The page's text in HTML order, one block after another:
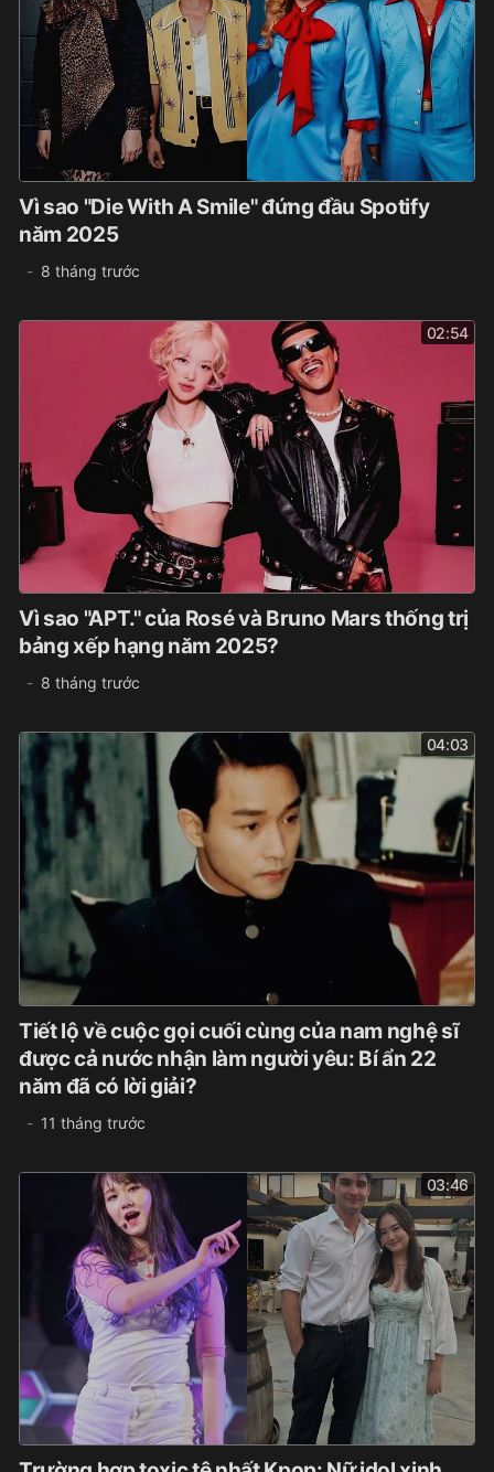
Vì sao "Die With A Smile" đứng đầu Spotify
năm 2025
8 tháng trước
02:54
Vì sao "APT." của Rosé và Bruno Mars thống trị
bảng xếp hạng năm 2025?
8 tháng trước
04:03
Tiết lộ về cuộc gọi cuối cùng của nam nghệ sĩ
được cả nước nhận làm người yêu: Bí ẩn 22
năm đã có lời giải?
11 tháng trước
03:46